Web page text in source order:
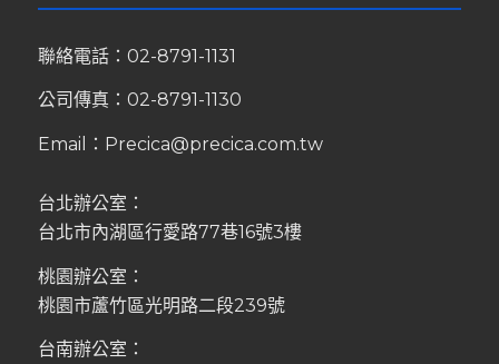
聯絡電話： 02-8791-1131
公司傳真：02-8791-1130
Email： Precica@precica.com.tw
台北辦公室：
台北市內湖區行愛路77巷16號3樓
桃園辦公室：
桃園市蘆竹區光明路二段239號
台南辦公室：